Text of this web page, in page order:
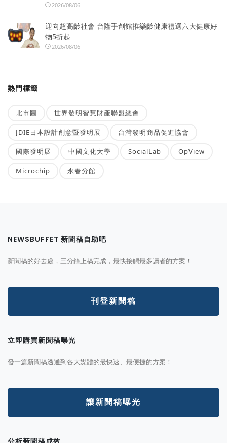
2026/08/06
迎向超高齡社會 台隆手創館推樂齡健康禮選六大健康好
物5折起
2026/08/06
熱門標籤
北市圖 世界發明智慧財產聯盟總會
JDIE日本設計創意暨發明展 台灣發明商品促進協會
國際發明展 中國文化大學 SocialLab OpView
Microchip 永春分館
NEWSBUFFET 新聞稿自助吧
新聞稿的好去處，三分鐘上稿完成，最快接觸最多讀者的方案！
刊登新聞稿
立即購買新聞稿曝光
發一篇新聞稿透通到各大媒體的最快速、最便捷的方案！
讓新聞稿曝光